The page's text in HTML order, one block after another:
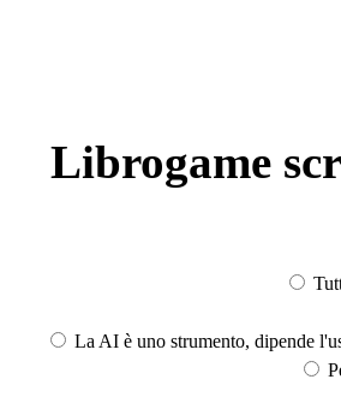
Librogame
La AI è uno strumento, dipende